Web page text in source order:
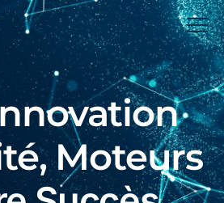
Moteurs